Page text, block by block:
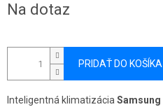
cena:
Na dotaz
PRIDAŤ DO KOŠÍKA
Inteligentná klimatizáciaSamsung